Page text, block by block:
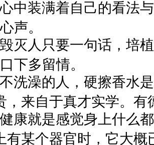
中装满着自己的看法
声。
毁灭人只要一句话，培
下多留情。
不洗澡的人，硬擦香水
，来自于真才实学。有
健康就是感觉身上什么
有某个器官时，它大概